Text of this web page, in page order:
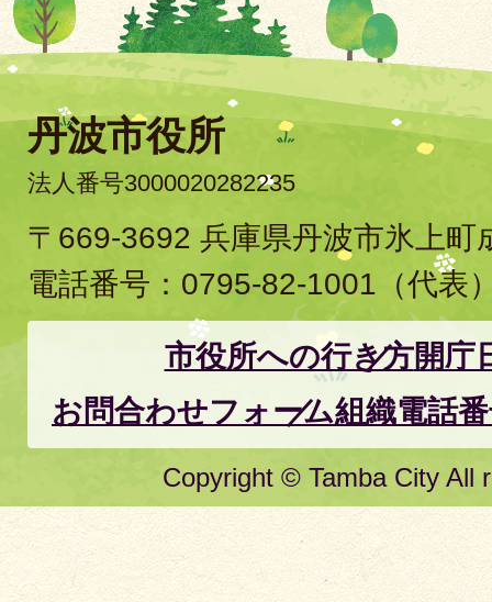
丹波市役所
法人番号3000020282235
〒669-3692 兵庫県丹波市氷上町
電話番号： 0795-82-1001 （代表
市役所への行き方開庁
お問合わせフォーム組織電話
Copyright © Tamba City All